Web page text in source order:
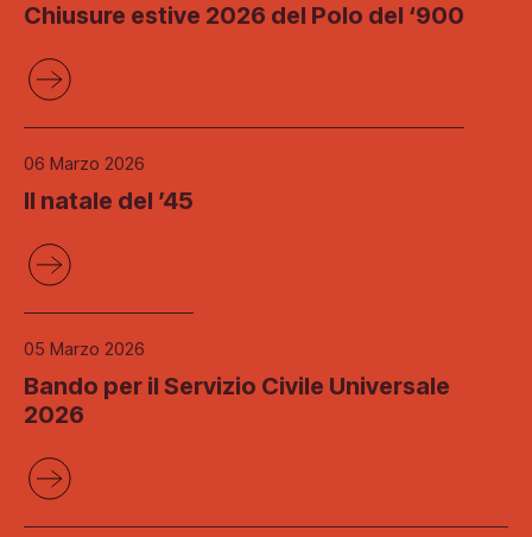
Chiusure estive 2026 del Polo del ‘900
06 Marzo 2026
Il natale del ’45
05 Marzo 2026
Bando per il Servizio Civile Universale
2026